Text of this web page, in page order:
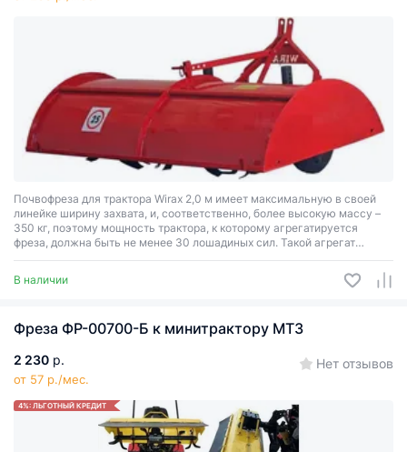
Почвофреза для трактора Wirax 2,0 м имеет максимальную в своей
линейке ширину захвата, и, соответственно, более высокую массу –
350 кг, поэтому мощность трактора, к которому агрегатируется
фреза, должна быть не менее 30 лошадиных сил. Такой агрегат
прекрасно справляется с рыхлением почвы, совмещая в себе
функции плуга, культиватора и бороны, и показывая более высокую
эффективность, чем вышеперечисленное пассивное навесное
В наличии
Фреза ФР-00700-Б к минитрактору МТЗ
2 230 р.
от 57 р./мес.
Нет отзывов
4%: ЛЬГОТНЫЙ КРЕДИТ